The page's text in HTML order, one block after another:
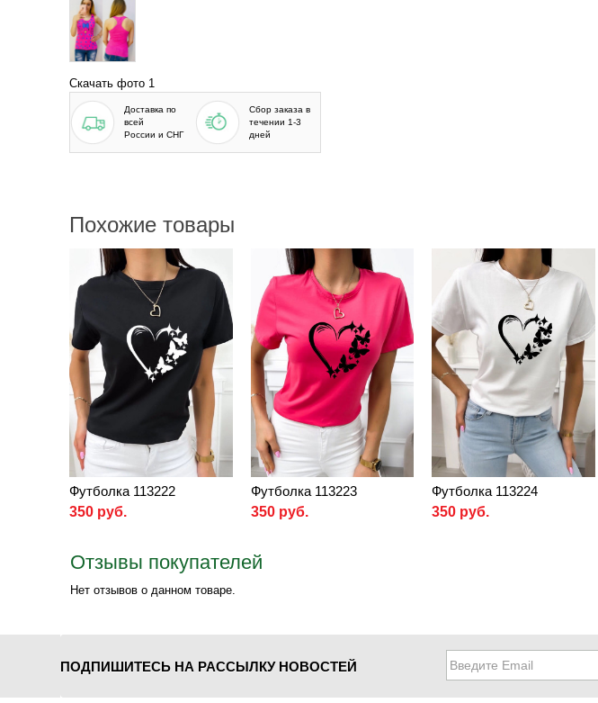
Скачать фото 1
Доставка по
всей
России и СНГ
Сбор заказа в
течении 1-3
дней
Похожие товары
Футболка 113222
350 руб.
Футболка 113223
350 руб.
Футболка 113224
350 руб.
Отзывы покупателей
Нет отзывов о данном товаре.
ПОДПИШИТЕСЬ НА РАССЫЛКУ НОВОСТЕЙ